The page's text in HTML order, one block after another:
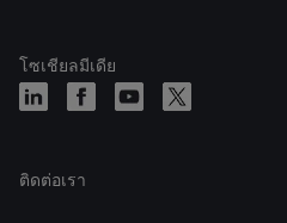
โซเชียลมีเดีย
ติดต่อเรา